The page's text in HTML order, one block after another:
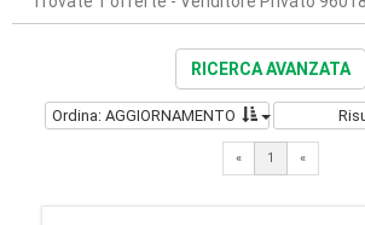
RICERCA AVANZATA
Ordina: AGGIORNAMENTO
« 1 «